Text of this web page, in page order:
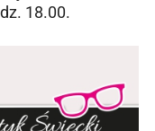
18.00.